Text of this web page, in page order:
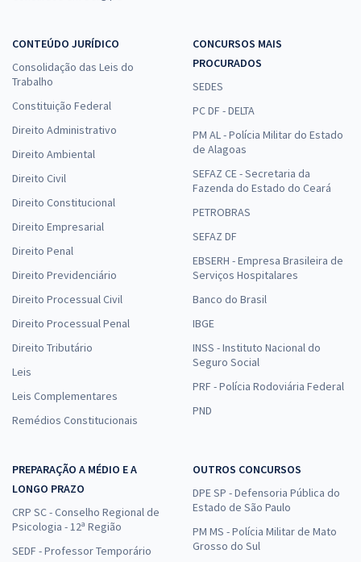
CONTEÚDO JURÍDICO
Consolidação das Leis do
Trabalho
Constituição Federal
Direito Administrativo
Direito Ambiental
Direito Civil
Direito Constitucional
Direito Empresarial
Direito Penal
Direito Previdenciário
Direito Processual Civil
Direito Processual Penal
Direito Tributário
Leis
Leis Complementares
Remédios Constitucionais
CONCURSOS MAIS
PROCURADOS
SEDES
PC DF - DELTA
PM AL - Polícia Militar do Estado
de Alagoas
SEFAZ CE - Secretaria da
Fazenda do Estado do Ceará
PETROBRAS
SEFAZ DF
EBSERH - Empresa Brasileira de
Serviços Hospitalares
Banco do Brasil
IBGE
INSS - Instituto Nacional do
Seguro Social
PRF - Polícia Rodoviária Federal
PND
PREPARAÇÃO A MÉDIO E A
LONGO PRAZO
CRP SC - Conselho Regional de
Psicologia - 12ª Região
SEDF - Professor Temporário
OUTROS CONCURSOS
DPE SP - Defensoria Pública do
Estado de São Paulo
PM MS - Polícia Militar de Mato
Grosso do Sul